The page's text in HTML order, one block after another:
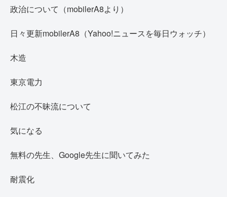
政治について（mobilerA8より）
日々更新mobilerA8（Yahoo!ニュースを毎日ウォッチ）
木造
東京電力
松江の不昧流について
気になる
無料の先生、Google先生に聞いてみた
耐震化